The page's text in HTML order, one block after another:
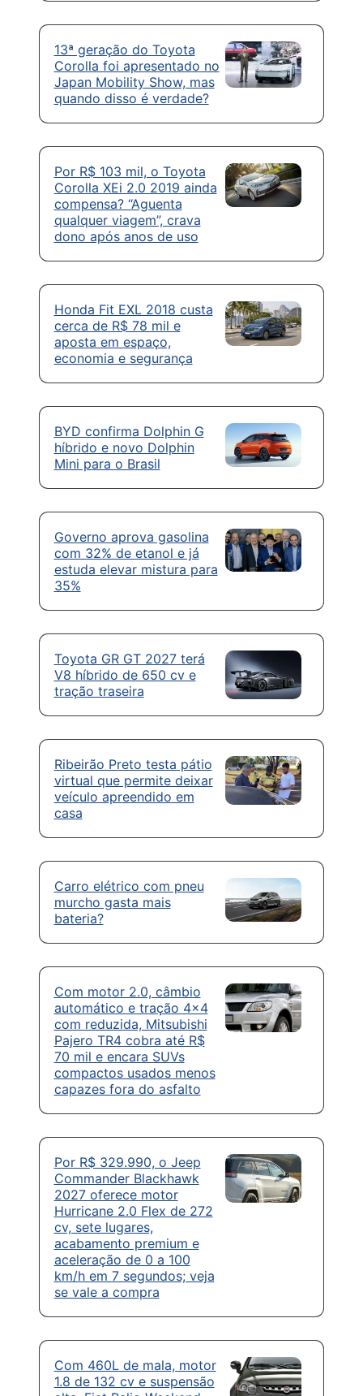
13ª geração do Toyota
Corolla foi apresentado no
Japan Mobility Show, mas
quando disso é verdade?
Por R$ 103 mil, o Toyota
Corolla XEi 2.0 2019 ainda
compensa? “Aguenta
qualquer viagem”, crava
dono após anos de uso
Honda Fit EXL 2018 custa
cerca de R$ 78 mil e
aposta em espaço,
economia e segurança
BYD confirma Dolphin G
híbrido e novo Dolphin
Mini para o Brasil
Governo aprova gasolina
com 32% de etanol e já
estuda elevar mistura para
35%
Toyota GR GT 2027 terá
V8 híbrido de 650 cv e
tração traseira
Ribeirão Preto testa pátio
virtual que permite deixar
veículo apreendido em
casa
Carro elétrico com pneu
murcho gasta mais
bateria?
Com motor 2.0, câmbio
automático e tração 4×4
com reduzida, Mitsubishi
Pajero TR4 cobra até R$
70 mil e encara SUVs
compactos usados menos
capazes fora do asfalto
Por R$ 329.990, o Jeep
Commander Blackhawk
2027 oferece motor
Hurricane 2.0 Flex de 272
cv, sete lugares,
acabamento premium e
aceleração de 0 a 100
km/h em 7 segundos; veja
se vale a compra
Com 460L de mala, motor
1.8 de 132 cv e suspensão